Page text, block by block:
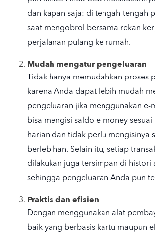
dan kapan saja: di tengah-tengah
saat mengobrol bersama rekan
perjalanan pulang ke rumah.
Mudah mengatur pengeluaran
Tidak hanya memudahkan proses
karena Anda dapat lebih mudah
pengeluaran jika menggunakan e-
bisa mengisi saldo e-money sesuai
harian dan tidak perlu mengisinya
berlebihan. Selain itu, setiap
dilakukan juga tersimpan di histori
sehingga pengeluaran Anda pun
Praktis dan efisien
Dengan menggunakan alat
baik yang berbasis kartu maupun